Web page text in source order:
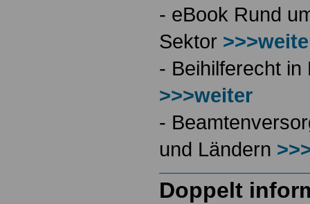
- eBook Rund
Sektor
- Beihilferecht
>>>weiter
-
und Ländern
Doppelt